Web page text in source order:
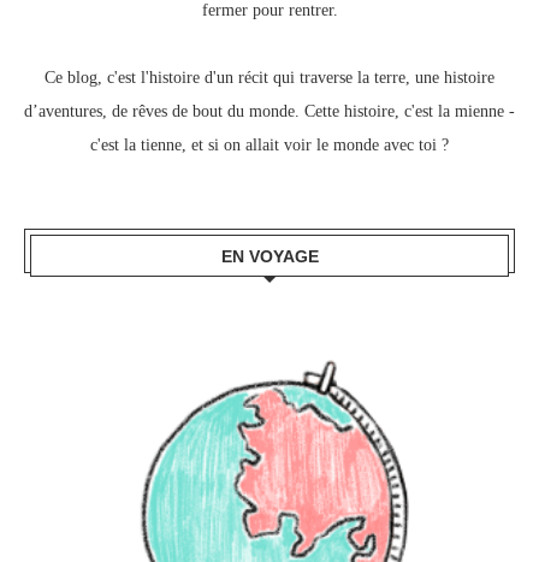
fermer pour rentrer.
Ce blog, c'est l'histoire d'un récit qui traverse la terre, une histoire
d’aventures, de rêves de bout du monde. Cette histoire, c'est la mienne -
c'est la tienne, et si on allait voir le monde avec toi ?
EN VOYAGE